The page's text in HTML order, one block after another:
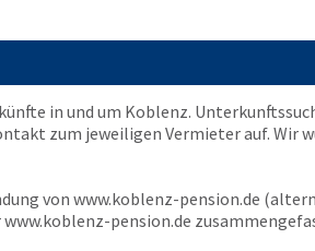
in und um Koblenz.
zum jeweiligen Vermieter auf. Wir
von www.koblenz-pension.de
www.koblenz-pension.de